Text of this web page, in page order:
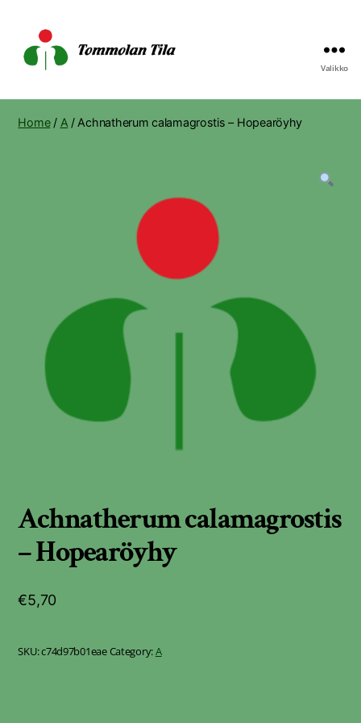
Tila
Valikko
Home/ A / Achnatherum calamagrostis – Hopearöyhy
Achnatherum calamagrostis
– Hopearöyhy
€5,70
SKU:c74d97b01eaeCategory:A